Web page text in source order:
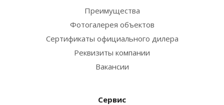
Преимущества
Фотогалерея объектов
Сертификаты официального дилера
Реквизиты компании
Вакансии
Сервис